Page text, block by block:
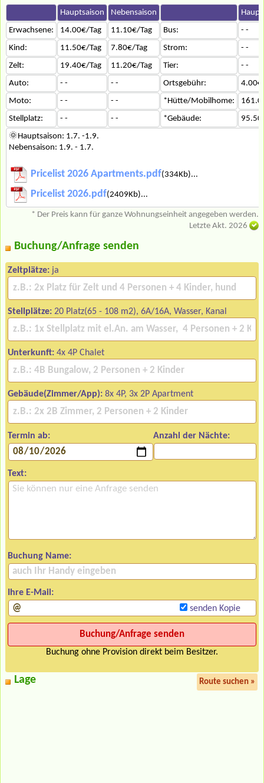
Hauptsaison Nebensaison
Erwachsene:
14.00€/Tag 11.10€/Tag Bus:
- -
Kind:
11.50€/Tag 7.80€/Tag Strom:
- -
Zelt:
19.40€/Tag 11.20€/Tag Tier:
- -
Auto:
- - - - Ortsgebühr:
Moto:
- - - - *Hütte/Mobilhome:
Stellplatz:
- - - - *Gebäude:
🌞Hauptsaison: 1.7. -1.9.
Nebensaison: 1.9. - 1.7.
Pricelist 2026 Apartments.pdf(334Kb)...
Pricelist 2026.pdf(2409Kb)...
* Der Preis kann für ganze Wohnungseinheit angegeben werden.
Letzte Akt. 2026
Buchung/Anfrage senden
Zeltplätze: ja
Stellplätze: 20 Platz(65 - 108 m2), 6A/16A, Wasser, Kanal
Unterkunft: 4x 4P Chalet
Gebäude(Zimmer/App): 8x 4P, 3x 2P Apartment
Termin ab: Anzahl der Nächte:
Text:
Buchung Name:
Ihre E-Mail:
senden Kopie
Buchung ohne Provision direkt beim Besitzer.
Lage Route suchen »